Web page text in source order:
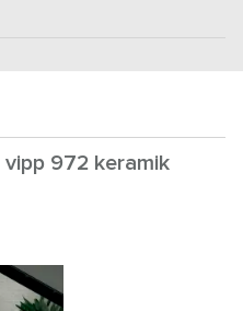
972 keramik